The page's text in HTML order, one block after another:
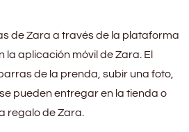
de Zara a través de la plataforma
la aplicación móvil de Zara. El
de la prenda, subir una foto,
pueden entregar en la tienda o
regalo de Zara.